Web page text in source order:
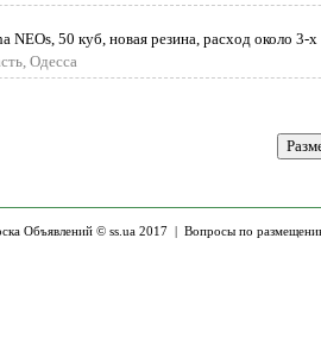
NEOs, 50 куб, новая резина, расход около 3-х
Одесса
Объявлений © ss.ua 2017 | Вопросы по